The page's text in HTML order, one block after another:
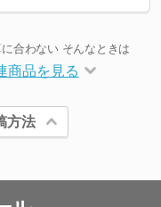
合わない そんなときは
商品を見る
方法